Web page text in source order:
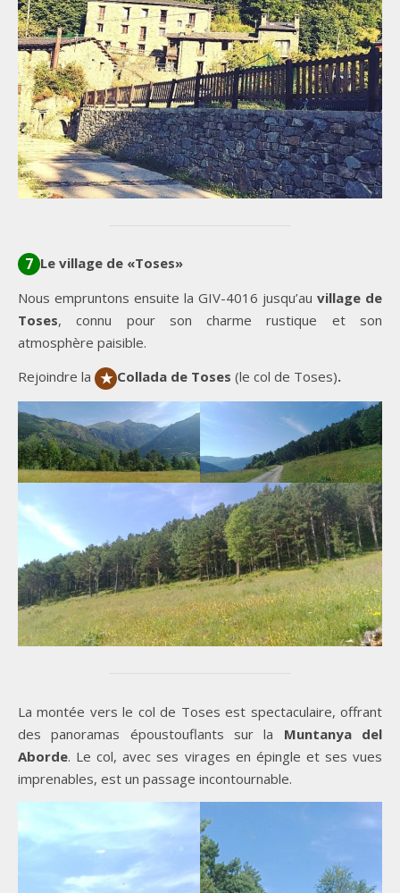
7 Le village de «Toses»
Nous empruntons ensuite la GIV-4016 jusqu’au village de
Toses, connu pour son charme rustique et son
atmosphère paisible.
Rejoindre la ★ Collada de Toses (le col de Toses).
La montée vers le col de Toses est spectaculaire, offrant
des panoramas époustouflants sur la Muntanya del
Aborde. Le col, avec ses virages en épingle et ses vues
imprenables, est un passage incontournable.